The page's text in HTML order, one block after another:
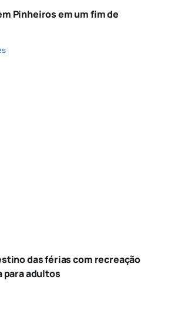
Pinheiros em um fim de
das férias com recreação
para adultos